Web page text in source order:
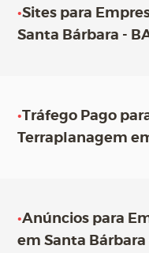
•Sites para
Santa Bárbara -
•Tráfego Pago
Terraplanagem
•Anúncios para
em Santa Bárbara